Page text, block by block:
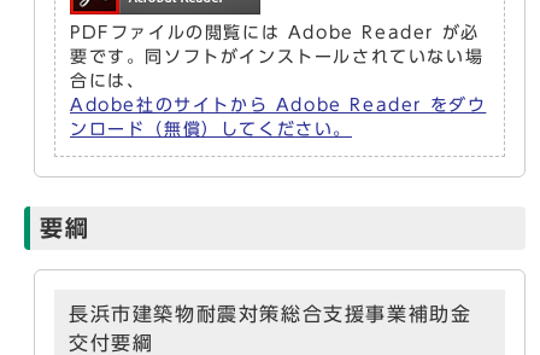
PDFファイルの閲覧には Adobe Reader が必
要です。同ソフトがインストールされていない場
合には、
Adobe社のサイトから Adobe Reader をダウ
ンロード（無償）してください。
要綱
長浜市建築物耐震対策総合支援事業補助金
交付要綱